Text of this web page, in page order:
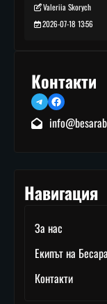
Valeriia Skorych
2026-07-18 13:56
Контакти
TelegramFacebook
Навигация
За нас
Екипът на
Контакти